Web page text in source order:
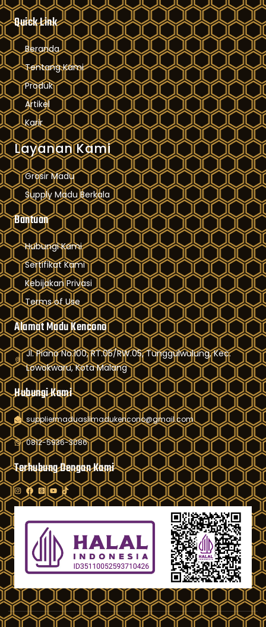
Quick Link
Beranda
Tentang Kami
Produk
Artikel
Karir
Layanan Kami
Grosir Madu
Supply Madu Berkala
Bantuan
Hubungi Kami
Sertifikat Kami
Kebijakan Privasi
Terms of Use
Alamat Madu Kencono
Jl. Piano No.100, RT.05/RW.05, Tunggulwulung, Kec.
Lowokwaru, Kota Malang
Hubungi Kami
suppliermaduaslimadukencono@gmail.com
0812-5936-3086
Terhubung Dengan Kami